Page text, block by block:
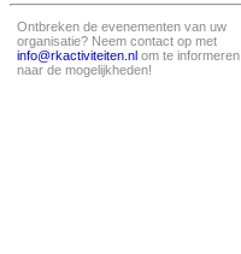
Ontbreken de evenementen van uw
organisatie? Neem contact op met
info@rkactiviteiten.nl om te informeren
naar de mogelijkheden!